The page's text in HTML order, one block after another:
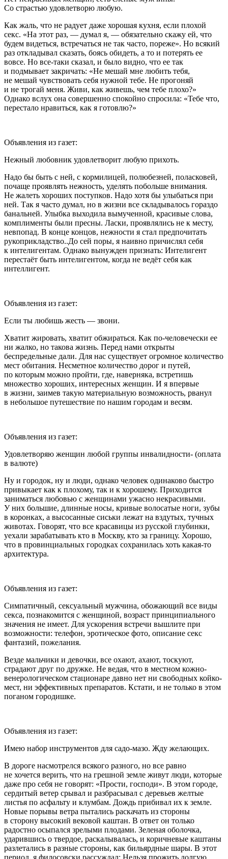
Со страстью удовлетворю любую.
Как жаль, что не радует даже хорошая кухня, если плохой
секс. «На этот раз, — думал я, — обязательно скажу ей, что
будем видеться, встречаться не так часто, пореже». Но всякий
раз откладывал сказать, боясь обидеть, а то и потерять ее
вовсе. Но все-таки сказал, и было видно, что ее так
и подмывает закричать: «Не мешай мне любить тебя,
не мешай чувствовать себя нужной тебе. Не прогоняй
и не трогай меня. Живи, как живешь, чем тебе плохо?»
Однако вслух она совершенно спокойно спросила: «Тебе что,
перестало нравиться, как я готовлю?»
Объявления из газет:
Нежный любовник удовлетворит любую прихоть.
Надо бы быть с ней, с кормилицей, полюбезней, поласковей,
почаще проявлять нежность, уделять побольше внимания.
Не жалеть хороших поступков. Надо хотя бы улыбаться при
ней. Так я часто думал, но в жизни все складывалось гораздо
банальней. Улыбка выходила вымученной, красивые слова,
комплименты были пресны. Ласки, проявлялись не к месту,
невпопад. В конце концов, нежности я стал предпочитать
рукоприкладство..До сей поры, я наивно причислял себя
к интелигентам. Однако вынужден признать: Интелигент
перестаёт быть интелигентом, когда не ведёт себя как
интеллигент.
Объявления из газет:
Если ты любишь жесть — звони.
Хватит жировать, хватит обжираться. Как по-человечески ее
ни жалко, но такова жизнь. Перед нами открыты
беспредельные дали. Для нас существует огромное количество
мест обитания. Несметное количество дорог и путей,
по которым можно пройти, где, наверняка, встретишь
множество хороших, интересных женщин. И я впервые
в жизни, заимев такую материальную возможность, рванул
в небольшое путешествие по нашим городам и весям.
Объявления из газет:
Удовлетворяю женщин любой группы инвалидности- (оплата
в валюте)
Ну и городок, ну и люди, однако человек одинаково быстро
привыкает как к плохому, так и к хорошему. Приходится
заниматься любовью с женщинами ужасно некрасивыми.
У них большие, длинные носы, кривые волосатые ноги, зубы
в коронках, а высосанные сиськи лежат на вздутых, тучных
животах. Говорят, что все красавицы из русской глубинки,
уехали зарабатывать кто в Москву, кто за границу. Хорошо,
что в провинциальных городках сохранилась хоть какая-то
архитектура.
Объявления из газет:
Симпатичный, сексуальный мужчина, обожающий все виды
секса, познакомится с женщиной, возраст принципиального
значения не имеет. Для ускорения встречи вышлите при
возможности: телефон, эротическое фото, описание секс
фантазий, пожелания.
Везде мальчики и девочки, все охают, ахают, тоскуют,
страдают друг по дружке. Не ведая, что в местном кожно-
венерологическом стационаре давно нет ни свободных койко-
мест, ни эффективных препаратов. Кстати, и не только в этом
поганом городишке.
Объявления из газет:
Имею набор инструментов для садо-мазо. Жду желающих.
В дороге насмотрелся всякого разного, но все равно
не хочется верить, что на грешной земле живут люди, которые
даже про себя не говорят: «Прости, господи». В этом городе,
сердитый ветер срывал и разбрасывал с деревьев желтые
листья по асфальту и клумбам. Дождь прибивал их к земле.
Новые порывы ветра пытались раскачать из стороны
в сторону высокий вековой каштан. В ответ он только
радостно осыпался зрелыми плодами. Зеленая оболочка,
ударившись о твердое, раскалывалась, и коричневые каштаны
разлетались в разные стороны, как бильярдные шары. В этот